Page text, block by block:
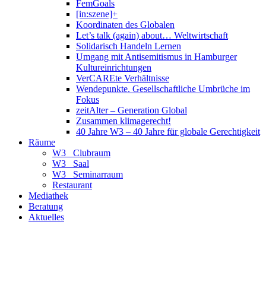
FemGoals
[in:szene]+
Koordinaten des Globalen
Let’s talk (again) about… Weltwirtschaft
Solidarisch Handeln Lernen
Umgang mit Antisemitismus in Hamburger
Kultureinrichtungen
VerCAREte Verhältnisse
Wendepunkte. Gesellschaftliche Umbrüche im
Fokus
zeitAlter – Generation Global
Zusammen klimagerecht!
40 Jahre W3 – 40 Jahre für globale Gerechtigkeit
Räume
W3_ Clubraum
W3_ Saal
W3_ Seminarraum
Restaurant
Mediathek
Beratung
Aktuelles